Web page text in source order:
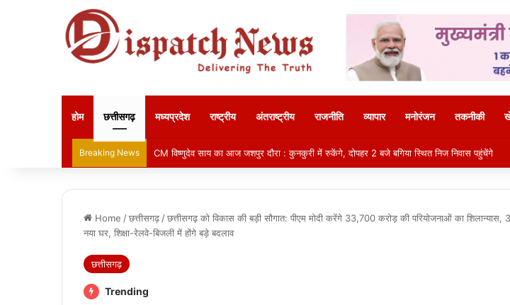
होम छत्तीसगढ़ मध्यप्रदेश राष्ट्रीय अंतराष्ट्रीय राजनीति व्यापार मनोरंजन तकनीकी
Breaking News CM विष्णुदेव साय का आज जशपुर दौरा : कुनकुरी में रुकेंगे, दोपहर 2 बजे बगिया स्थित निज निवास पहुंचेंगे
Home /छत्तीसगढ़ /छत्तीसगढ़ को विकास की बड़ी सौगात: पीएम मोदी करेंगे 33,700 करोड़ की परियोजनाओं का शिलान्यास,
नया घर, शिक्षा-रेलवे-बिजली में होंगे बड़े बदलाव
छत्तीसगढ़
Trending